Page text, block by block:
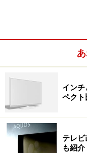
・テレビに適したフ
・薄く作れて、画面
など、テレビ用途と
次のページでは、有
やプラズマと比較し
イン
ペクト
テレ
も紹